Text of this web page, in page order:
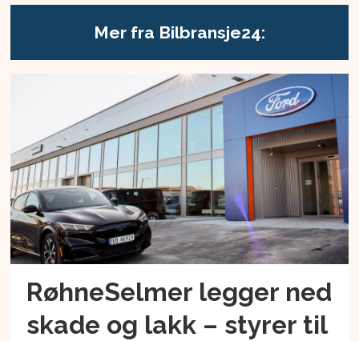
Mer fra Bilbransje24:
RøhneSelmer legger ned
skade og lakk – styrer til